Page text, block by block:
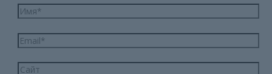
Имя*
Email*
Сайт